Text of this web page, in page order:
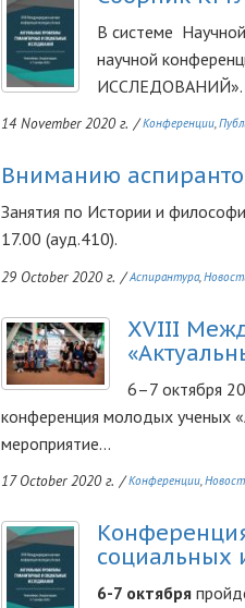
В системе
научной
ИССЛЕДОВАНИЙ».
14 November 2020 г. / Конференции
Вниманию
Занятия по Истории и
17.00 (ауд.410).
29 October 2020 г. / Аспирантура
Изображение
XVIII
6–7 октября
конференция молодых ученых
мероприятие...
17 October 2020 г. / Конференции
Изображение
социальных
6-7 октября